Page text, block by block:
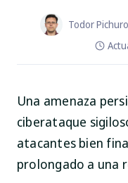
Todor
Una amenaza
ciberataque
atacantes bien
prolongado a una